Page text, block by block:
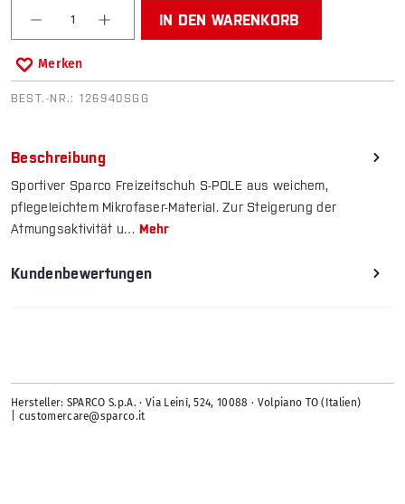
Produkt Anzahl: Gib den gewünschten Wert ein
IN DEN WARENKORB
Merken
BEST.-NR.:126940SGG
Beschreibung
Sportiver Sparco Freizeitschuh S-POLE aus weichem,
pflegeleichtem Mikrofaser-Material. Zur Steigerung der
Atmungsaktivität u… Mehr
Kundenbewertungen
Hersteller: SPARCO S.p.A. · Via Leinì, 524, 10088 · Volpiano TO (Italien)
| customercare@sparco.it